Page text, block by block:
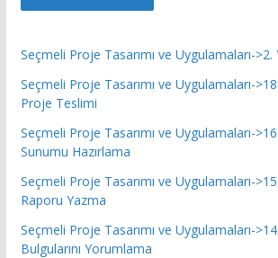
Seçmeli Proje Tasarımı ve Uygulamaları->2.
Seçmeli Proje Tasarımı ve Uygulamaları-
Proje Teslimi
Seçmeli Proje Tasarımı ve Uygulamaları-
Sunumu Hazırlama
Seçmeli Proje Tasarımı ve Uygulamaları-
Raporu Yazma
Seçmeli Proje Tasarımı ve Uygulamaları-
Bulgularını Yorumlama